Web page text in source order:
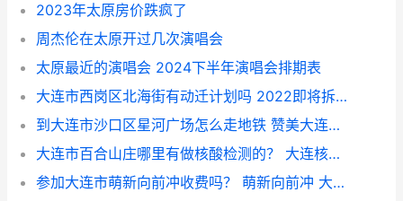
2023年太原房价跌疯了
周杰伦在太原开过几次演唱会
太原最近的演唱会 2024下半年演唱会排期表
大连市西岗区北海街有动迁计划吗 2022即将拆迁村名单西安
到大连市沙口区星河广场怎么走地铁 赞美大连星海广场的句子
大连市百合山庄哪里有做核酸检测的？ 大连核酸检测地点
参加大连市萌新向前冲收费吗？ 萌新向前冲 大连 收费